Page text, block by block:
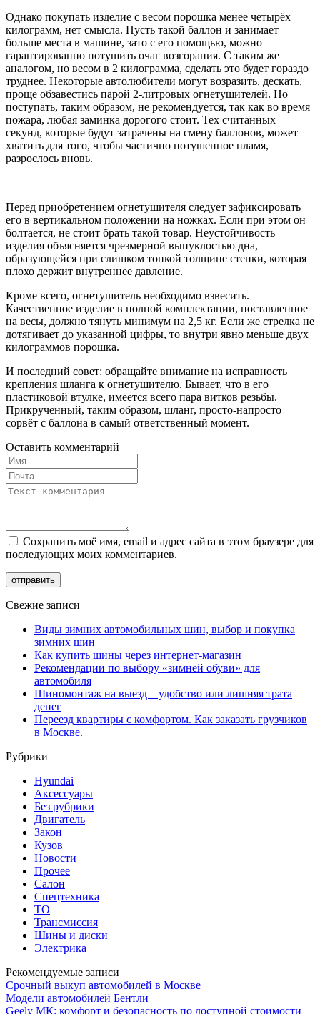
Однако покупать изделие с весом порошка менее четырёх
килограмм, нет смысла. Пусть такой баллон и занимает
больше места в машине, зато с его помощью, можно
гарантированно потушить очаг возгорания. С таким же
аналогом, но весом в 2 килограмма, сделать это будет гораздо
труднее. Некоторые автолюбители могут возразить, дескать,
проще обзавестись парой 2-литровых огнетушителей. Но
поступать, таким образом, не рекомендуется, так как во время
пожара, любая заминка дорогого стоит. Тех считанных
секунд, которые будут затрачены на смену баллонов, может
хватить для того, чтобы частично потушенное пламя,
разрослось вновь.
Перед приобретением огнетушителя следует зафиксировать
его в вертикальном положении на ножках. Если при этом он
болтается, не стоит брать такой товар. Неустойчивость
изделия объясняется чрезмерной выпуклостью дна,
образующейся при слишком тонкой толщине стенки, которая
плохо держит внутреннее давление.
Кроме всего, огнетушитель необходимо взвесить.
Качественное изделие в полной комплектации, поставленное
на весы, должно тянуть минимум на 2,5 кг. Если же стрелка не
дотягивает до указанной цифры, то внутри явно меньше двух
килограммов порошка.
И последний совет: обращайте внимание на исправность
крепления шланга к огнетушителю. Бывает, что в его
пластиковой втулке, имеется всего пара витков резьбы.
Прикрученный, таким образом, шланг, просто-напросто
сорвёт с баллона в самый ответственный момент.
Оставить комментарий
Сохранить моё имя, email и адрес сайта в этом браузере для
последующих моих комментариев.
Свежие записи
Виды зимних автомобильных шин, выбор и покупка
зимних шин
Как купить шины через интернет-магазин
Рекомендации по выбору «зимней обуви» для
автомобиля
Шиномонтаж на выезд – удобство или лишняя трата
денег
Переезд квартиры с комфортом. Как заказать грузчиков
в Москве.
Рубрики
Hyundai
Аксессуары
Без рубрики
Двигатель
Закон
Кузов
Новости
Прочее
Салон
Спецтехника
ТО
Трансмиссия
Шины и диски
Электрика
Рекомендуемые записи
Срочный выкуп автомобилей в Москве
Модели автомобилей Бентли
Geely МК: комфорт и безопасность по доступной стоимости